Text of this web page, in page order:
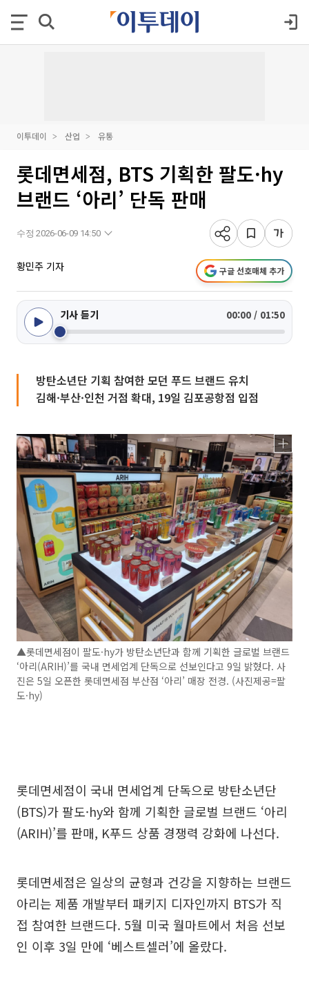
이투데이 산업 유통
롯데면세점, BTS 기획한 팔도·hy
브랜드 ‘아리’ 단독 판매
수정 2026-06-09 14:50
황민주 기자 구글 선호매체 추가
기사 듣기 00:00 / 01:50
방탄소년단 기획 참여한 모던 푸드 브랜드 유치
김해·부산·인천 거점 확대, 19일 김포공항점 입점
▲롯데면세점이 팔도·hy가 방탄소년단과 함께 기획한 글로벌 브랜드
‘아리(ARIH)’를 국내 면세업계 단독으로 선보인다고 9일 밝혔다. 사
진은 5일 오픈한 롯데면세점 부산점 ‘아리’ 매장 전경. (사진제공=팔
도·hy)
롯데면세점이 국내 면세업계 단독으로 방탄소년단
(BTS)가 팔도·hy와 함께 기획한 글로벌 브랜드 ‘아리
(ARIH)’를 판매, K푸드 상품 경쟁력 강화에 나선다.
롯데면세점은 일상의 균형과 건강을 지향하는 브랜드
아리는 제품 개발부터 패키지 디자인까지 BTS가 직
접 참여한 브랜드다. 5월 미국 월마트에서 처음 선보
인 이후 3일 만에 ‘베스트셀러’에 올랐다.